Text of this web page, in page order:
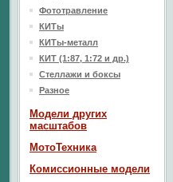
Фототравление
КИТы
КИТы-металл
КИТ (1:87, 1:72 и др.)
Стеллажи и боксы
Разное
Модели других
масштабов
МотоТехника
Комиссионные модели